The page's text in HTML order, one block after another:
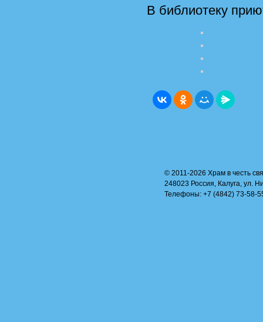
В библиотеку
© 2011-2026 Храм в честь
248023 Россия, Калуга, ул.
Телефоны: +7 (4842) 73-58-